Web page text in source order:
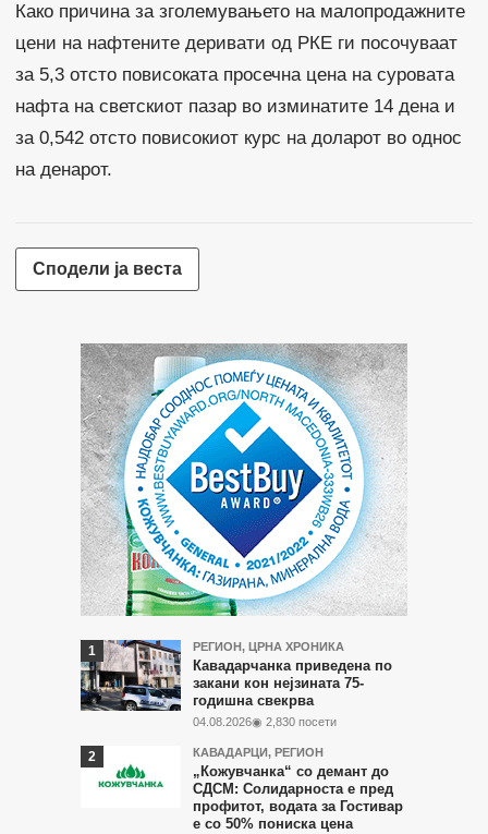
Како причина за зголемувањето на малопродажните
цени на нафтените деривати од РКЕ ги посочуваат
за 5,3 отсто повисоката просечна цена на суровата
нафта на светскиот пазар во изминатите 14 дена и
за 0,542 отсто повисокиот курс на доларот во однос
на денарот.
Сподели ја веста
Најчитани
во
последните
7
дена
РЕГИОН, ЦРНА ХРОНИКА
Кавадарчанка приведена по
закани кон нејзината 75-
годишна свекрва
04.08.2026◉ 2,830 посети
КАВАДАРЦИ, РЕГИОН
„Кожувчанка“ со демант до
СДСМ: Солидарноста е пред
профитот, водата за Гостивар
е со 50% пониска цена